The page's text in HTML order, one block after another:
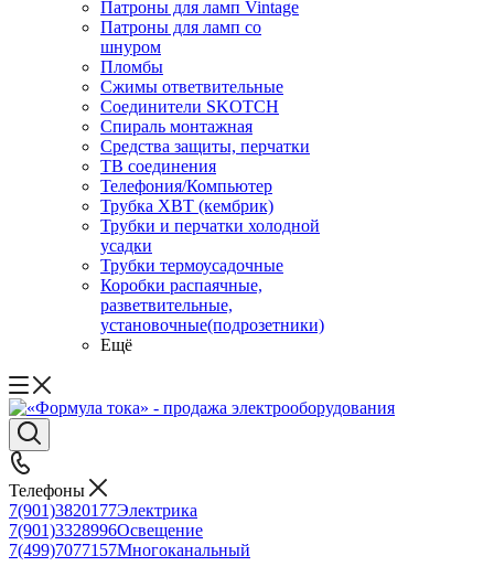
Патроны для ламп Vintage
Патроны для ламп со
шнуром
Пломбы
Сжимы ответвительные
Соединители SKOTCH
Спираль монтажная
Средства защиты, перчатки
ТВ соединения
Телефония/Компьютер
Трубка ХВТ (кембрик)
Трубки и перчатки холодной
усадки
Трубки термоусадочные
Коробки распаячные,
разветвительные,
установочные(подрозетники)
Ещё
Телефоны
7(901)3820177Электрика
7(901)3328996Освещение
7(499)7077157Многоканальный